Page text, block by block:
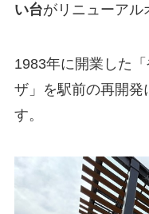
い台がリニューアル
1983年に開業した
ザ」を駅前の再開
す。